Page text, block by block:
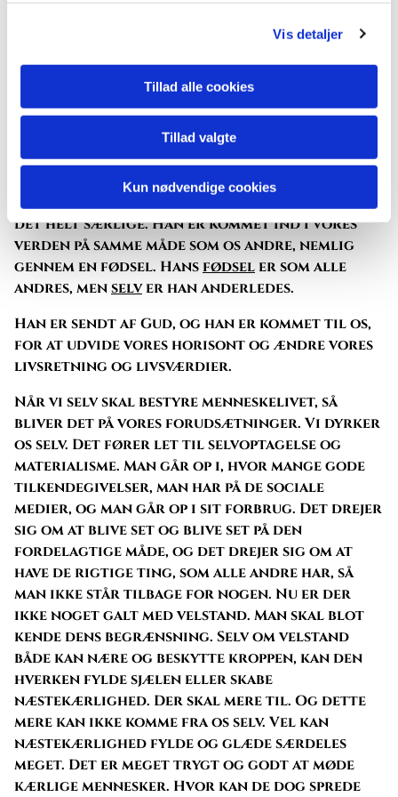
Vis detaljer
Tillad alle cookies
Tillad valgte
Kun nødvendige cookies
Frygt ikke! … I dag er der født jer en frelser i
Mange mennesker har set engle, og det er
interessant og betagende at høre om, men kun
hyrderne på marken fik denne helt enestående
besked, som siden er gået som rygte over hele
verden. Barnet i krybben er givet til os som
det helt særlige. Han er kommet ind i vores
verden på samme måde som os andre, nemlig
gennem en fødsel. Hansfødseler som alle
andres, menselver han anderledes.
Han er sendt af Gud, og han er kommet til os,
for at udvide vores horisont og ændre vores
livsretning og livsværdier.
Når vi selv skal bestyre menneskelivet, så
bliver det på vores forudsætninger. Vi dyrker
os selv. Det fører let til selvoptagelse og
materialisme. Man går op i, hvor mange gode
tilkendegivelser, man har på de sociale
medier, og man går op i sit forbrug. Det drejer
sig om at blive set og blive set på den
fordelagtige måde, og det drejer sig om at
have de rigtige ting, som alle andre har, så
man ikke står tilbage for nogen. Nu er der
ikke noget galt med velstand. Man skal blot
kende dens begrænsning. Selv om velstand
både kan nære og beskytte kroppen, kan den
hverken fylde sjælen eller skabe
næstekærlighed. Der skal mere til. Og dette
mere kan ikke komme fra os selv. Vel kan
næstekærlighed fylde og glæde særdeles
meget. Det er meget trygt og godt at møde
kærlige mennesker. Hvor kan de dog sprede